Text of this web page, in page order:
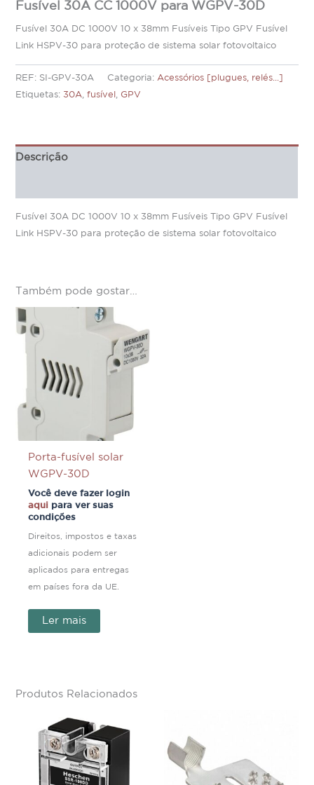
Fusível 30A CC 1000V para WGPV-30D
Fusível 30A DC 1000V 10 x 38mm Fusíveis Tipo GPV Fusível
Link HSPV-30 para proteção de sistema solar fotovoltaico
REF: SI-GPV-30A Categoria: Acessórios [plugues, relés...]
Etiquetas: 30A ,fusível GPV
Descrição
Fusível 30A DC 1000V 10 x 38mm Fusíveis Tipo GPV Fusível
Link HSPV-30 para proteção de sistema solar fotovoltaico
Também pode gostar…
Porta-fusível solar
WGPV-30D
Você deve fazer login
aqui para ver suas
condições
Direitos, impostos e taxas
adicionais podem ser
aplicados para entregas
em países fora da UE.
Ler mais
Produtos Relacionados